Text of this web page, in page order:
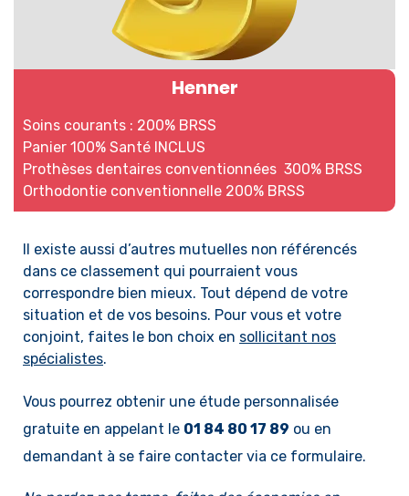
Henner
Soins courants : 200% BRSS
Panier 100% Santé INCLUS
Prothèses dentaires conventionnées 300% BRSS
Orthodontie conventionnelle 200% BRSS
Il existe aussi d’autres mutuelles non référencés
dans ce classement qui pourraient vous
correspondre bien mieux. Tout dépend de votre
situation et de vos besoins. Pour vous et votre
conjoint, faites le bon choix en sollicitant nos
spécialistes.
Vous pourrez obtenir une étude personnalisée
gratuite en appelant le 01 84 80 17 89 ou en
demandant à se faire contacter via ce formulaire.